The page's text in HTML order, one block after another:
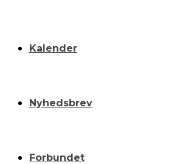
Kalender
Nyhedsbrev
Forbundet